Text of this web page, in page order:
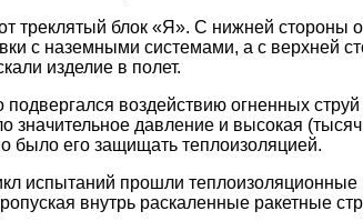
треклятый блок «Я». С нижней стороны
с наземными системами, а с верхней
изделие в полет.
подвергался воздействию огненных
значительное давление и высокая
было его защищать теплоизоляцией.
испытаний прошли
внутрь раскаленные ракетные